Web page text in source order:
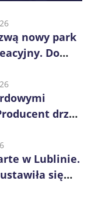
nowy park
Do
drzwi
w Lublinie.
się